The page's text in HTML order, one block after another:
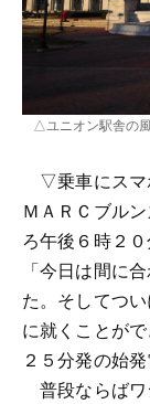
△ユニオン駅舎の
▽乗車にスマ
ＭＡＲＣブル
ろ午後６時２
「今日は間に
た。そしてつ
に就くことが
２５分発の始
普段ならばワ